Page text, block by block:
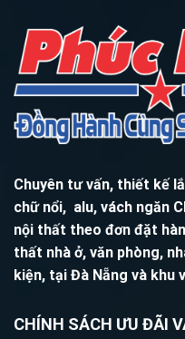
Chuyên tư vấn, thiết kế
chữ nổi, alu, vách ngăn
nội thất theo đơn đặt
thất nhà ở, văn phòng,
kiện, tại Đà Nẵng và khu
CHÍNH SÁCH ƯU ĐÃI